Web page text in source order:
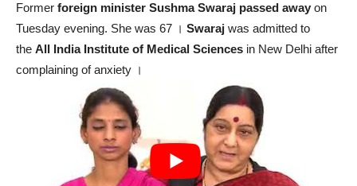
Former foreign minister Sushma Swaraj passed away on
Tuesday evening. She was 67 । Swaraj was admitted to
the All India Institute of Medical Sciences in New Delhi after
complaining of anxiety ।